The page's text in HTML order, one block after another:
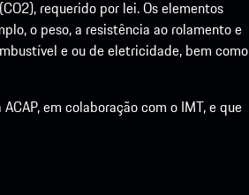
requerido por lei. Os elementos
o peso, a resistência ao rolamento e
e ou de eletricidade, bem como
em colaboração com o IMT, e que